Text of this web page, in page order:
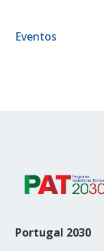
Eventos
Portugal 2030